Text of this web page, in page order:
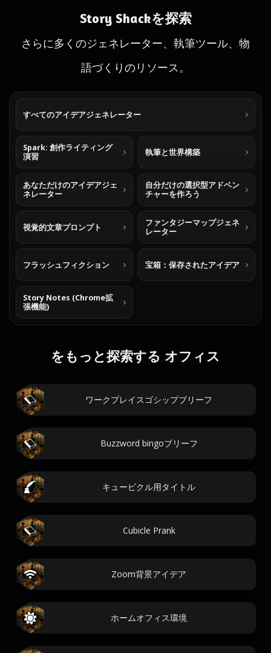
Story Shackを探索
さらに多くのジェネレーター、執筆ツール、物
語づくりのリソース。
すべてのアイデアジェネレーター
Spark: 創作ライティング
演習
執筆と世界構築
あなただけのアイデアジェ
ネレーター
自分だけの選択型アドベン
チャーを作ろう
視覚的文章プロンプト
ファンタジーマップジェネ
レーター
フラッシュフィクション 宝箱：保存されたアイデア
Story Notes (Chrome拡
張機能)
をもっと探索する オフィス
ワークプレイスゴシップブリーフ
Buzzword bingoブリーフ
キュービクル用タイトル
Cubicle Prank
Zoom背景アイデア
ホームオフィス環境